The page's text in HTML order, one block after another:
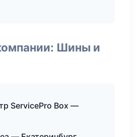
Шины и
ServicePro Box —